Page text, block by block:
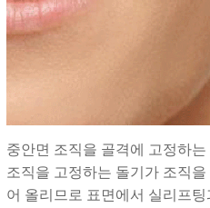
중안면 조직을 골격에 고정하
조직을 고정하는 돌기가 조직
어 올리므로 표면에서 실리프